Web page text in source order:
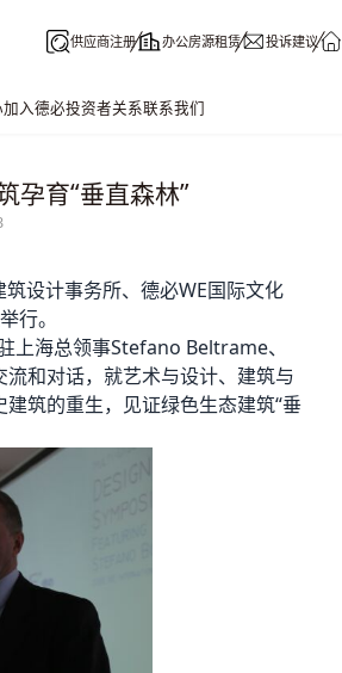
供应商注册 办公房源租赁 投诉建议
加入德必投资者关系联系我们
孕育“垂直森林”
设计事务所、 德必WE国际文化
行。
上海总领事Stefano Beltrame、
和对话，就艺术与设计、建筑与
筑的重生，见证绿色生态建筑“垂